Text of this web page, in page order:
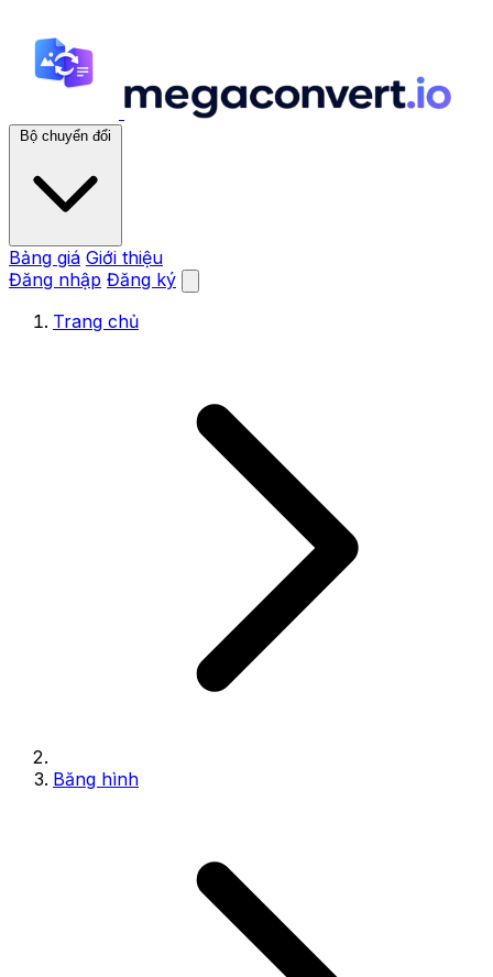
Bộ chuyển đổi
Bảng giá Giới thiệu
Đăng nhập Đăng ký
Trang chủ
Băng hình